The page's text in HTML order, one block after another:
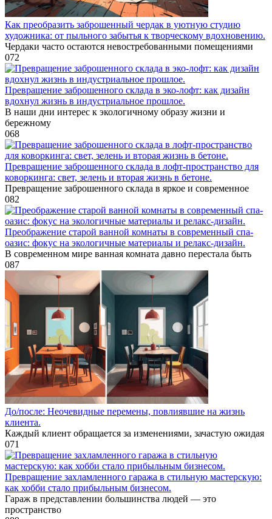
Как преобразить заброшенный чердак в уютную студию
художника: от пыльного забытья к творческому вдохновению.
Чердаки часто остаются невостребованными помещениями
072
Превращение заброшенного склада в эко-лофт: как дизайн
вдохнул жизнь в индустриальное прошлое.
В наши дни интерес к экологичному образу жизни и
бережному
068
Превращение заброшенного склада в лофт-пространство для
коворкинга: свет, зелень и вторая жизнь в бетоне.
Превращение заброшенного склада в яркое и современное
082
Преображение старой ванной комнаты в современный спа-
оазис: фокус на экологичные материалы и релакс-дизайн.
В современном мире ванная комната давно перестала быть
087
До/после: Неочевидные перемены, повлиявшие на жизнь
клиента.
Каждый клиент обращается за изменениями, зачастую ожидая
071
Превращение захламленного гаража в стильную мастерскую:
как хобби стало прибыльным бизнесом.
Гараж в представлении большинства людей — это
пространство